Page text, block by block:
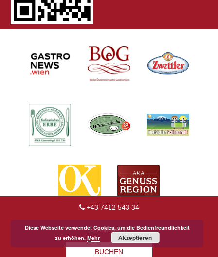
+43 7412 543 34
ANFRAGE
BUCHEN
Diese Webseite verwendet Cookies, um die Bedienfreundlichkeit
zu erhöhen. Mehr Akzeptieren